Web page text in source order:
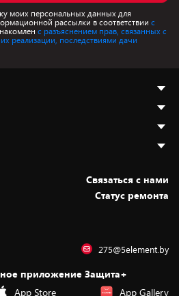
моих персональных данных для
рассылки в соответствии с
с разъяснением прав, связанных с
реализации, последствиями дачи
Cвязаться с нами
Статус ремонта
275@5element.by
приложение Защита+
App Store App Gallery